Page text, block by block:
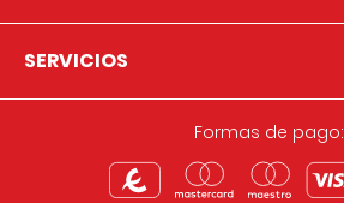
SERVICIOS
Formas de pago: